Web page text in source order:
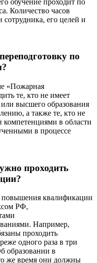
Количество часов
сотрудника, его целей и
по
«Пожарная
те, кто не имеет
высшего образования
а также те, кто не
компетенциями в области
в процессе
проходить
квалификации
РФ,
Например,
проходить
одного раза в три
образовании в
же время они должны